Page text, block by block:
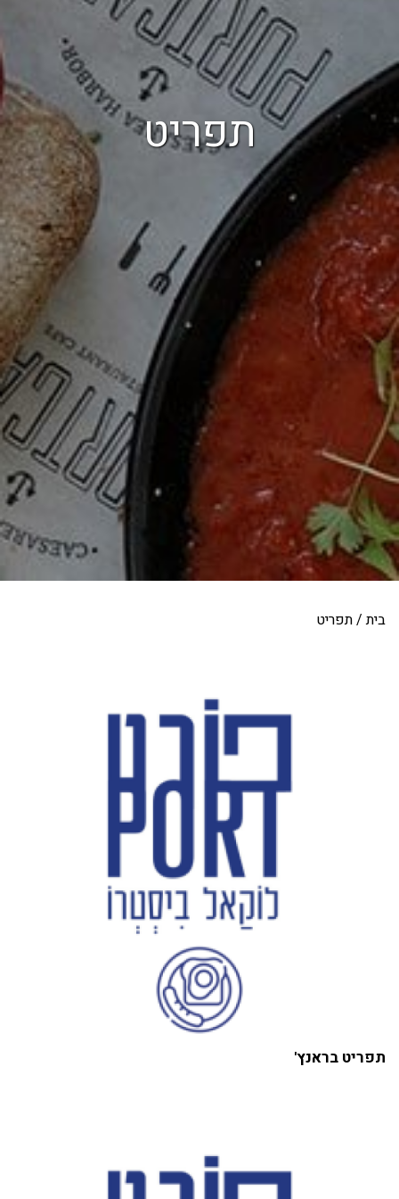
תפריט
בית/תפריט
תפריט בראנץ'